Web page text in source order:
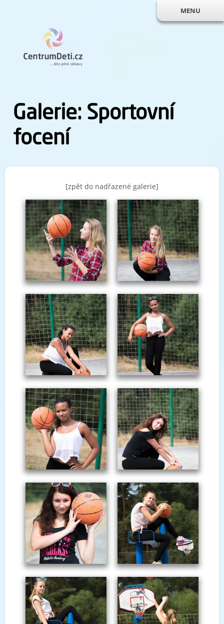
MENU
Galerie: Sportovní
focení
[zpět do nadřazené galerie]